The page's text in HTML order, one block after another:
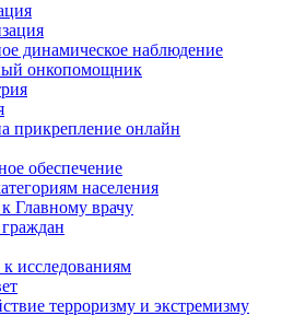
динамическое наблюдение
онкопомощник
прикрепление онлайн
обеспечение
населения
Главному врачу
исследованиям
терроризму и экстремизму